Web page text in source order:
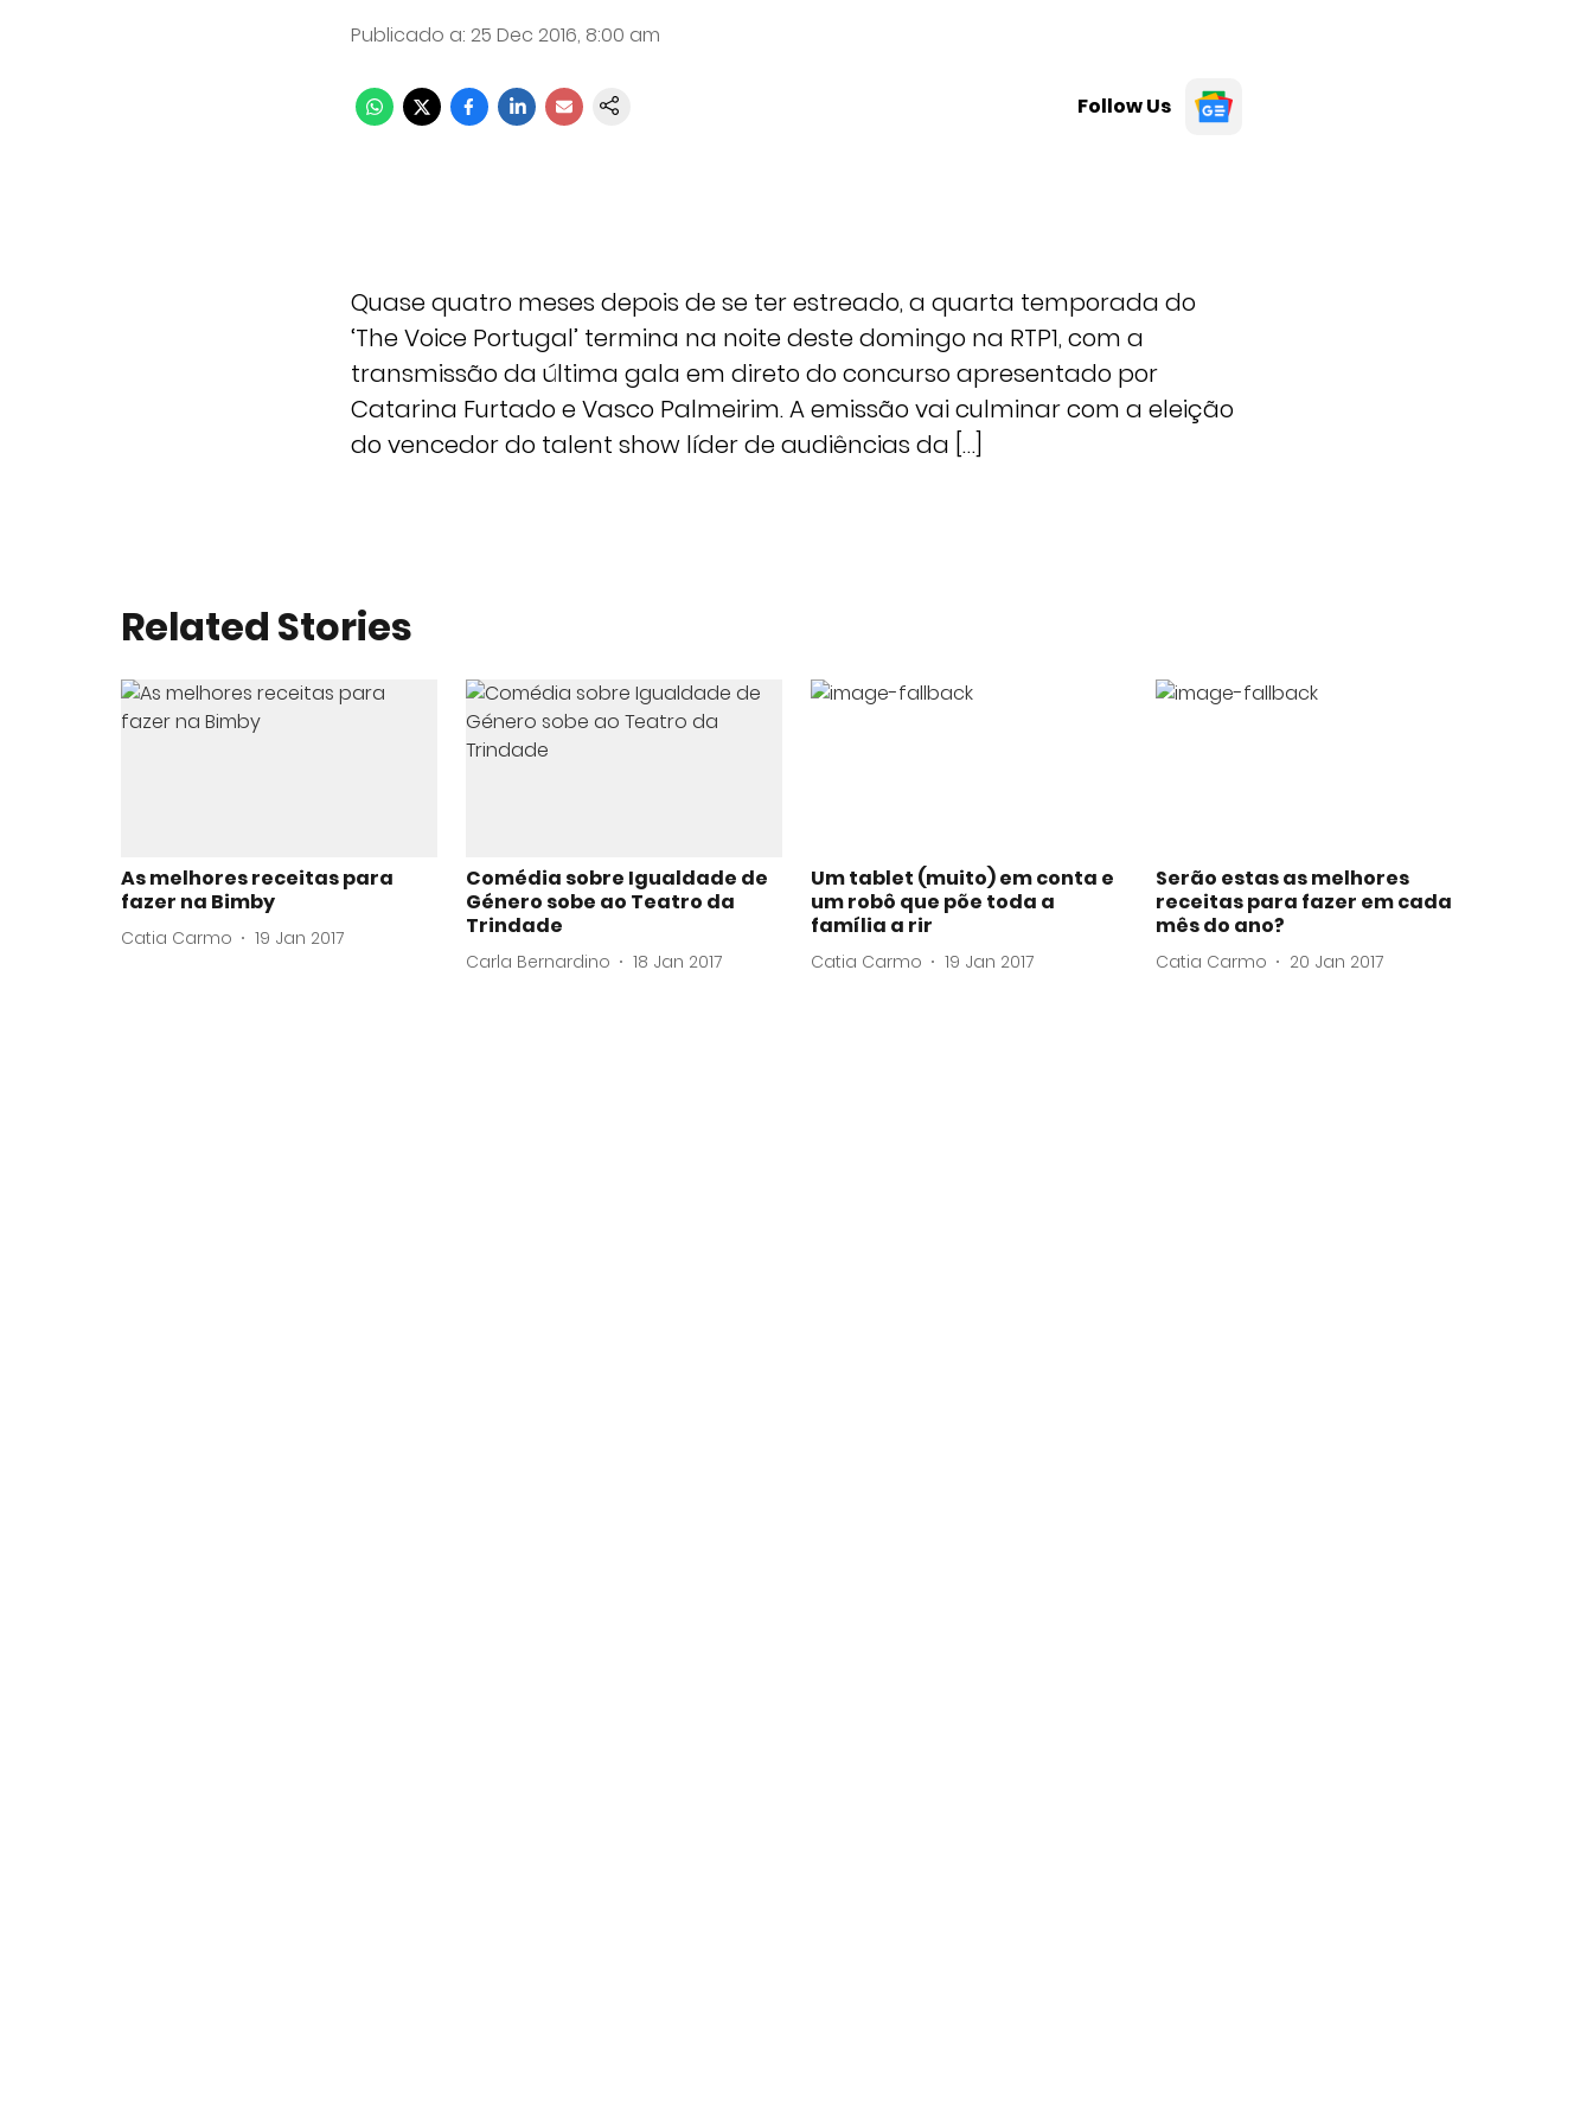
Publicado a: 25 Dec 2016, 8:00 am
Follow Us
Quase quatro meses depois de se ter estreado, a quarta temporada do
‘The Voice Portugal’ termina na noite deste domingo na RTP1, com a
transmissão da última gala em direto do concurso apresentado por
Catarina Furtado e Vasco Palmeirim. A emissão vai culminar com a eleição
do vencedor do talent show líder de audiências da […]
Related Stories
As melhores receitas para
fazer na Bimby
Catia Carmo 19 Jan 2017
Comédia sobre Igualdade de
Género sobe ao Teatro da
Trindade
Carla Bernardino 18 Jan 2017
Um tablet (muito) em conta e
um robô que põe toda a
família a rir
Catia Carmo 19 Jan 2017
Serão estas as melhores
receitas para fazer em cada
mês do ano?
Catia Carmo 20 Jan 2017